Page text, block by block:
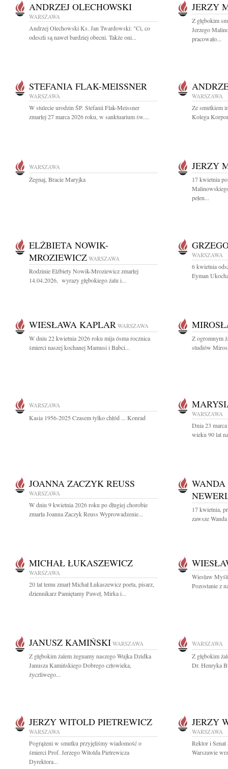
ANDRZEJ OLECHOWSKI
WARSZAWA
Andrzej Olechowski Ks. Jan Twardowski: "Ci, co
odeszli są nawet bardziej obecni. Także oni...
JERZY
Z głębokim
Jerzego
pracowało...
STEFANIA FLAK-MEISSNER
WARSZAWA
W stulecie urodzin ŚP. Stefanii Flak-Meissner
zmarłej 27 marca 2026 roku, w sanktuarium św....
WARSZAWA
Ze smutkiem
Kolega
WARSZAWA
Żegnaj, Bracie Maryjka
JERZY
17 kwietnia
pełen...
ELŻBIETA NOWIK-
MROZIEWICZ WARSZAWA
Rodzinie Elżbiety Nowik-Mroziewicz zmarłej
14.04.2026, wyrazy głębokiego żalu i...
WARSZAWA
6 kwietnia
Eyman
WIESŁAWA KAPLAR WARSZAWA
W dniu 22 kwietnia 2026 roku mija ósma rocznica
śmierci naszej kochanej Mamusi i Babci...
Z ogromnym
studiów
WARSZAWA
Kasia 1956-2025 Czasem tylko chłód ... Konrad WARSZAWA
Dnia 23
wieku 90 lat
JOANNA ZACZYK REUSS
WARSZAWA
W dniu 9 kwietnia 2026 roku po długiej chorobie
zmarła Joanna Zaczyk Reuss Wyprowadzenie...
17 kwietnia,
zawsze
MICHAŁ ŁUKASZEWICZ
WARSZAWA
20 lat temu zmarł Michał Łukaszewicz poeta, pisarz,
dziennikarz Pamiętamy Paweł, Mirka i...
Wiesław
Pozostanie z
JANUSZ KAMIŃSKI WARSZAWA
Z głębokim żalem żegnamy naszego Wujka Dzidka
Janusza Kamińskiego Dobrego człowieka,
życzliwego...
WARSZAWA
Z głębokim
Dr. Henryka
JERZY WITOLD PIETREWICZ
WARSZAWA
Pogrążeni w smutku przyjęliśmy wiadomość o
śmierci Prof. Jerzego Witolda Pietrewicza
Dyrektora...
JERZY
WARSZAWA
Rektor i
Warszawie